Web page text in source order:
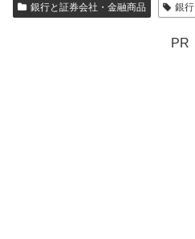
銀行と証券会社・金融商品 銀行
PR